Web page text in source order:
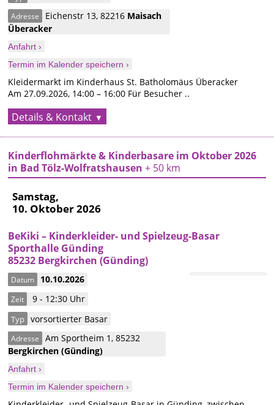
Adresse Eichenstr 13,82216 Maisach
Überacker
Anfahrt ›
Termin im Kalender speichern ›
Kleidermarkt im Kinderhaus St. Batholomäus Überacker
Am 27.09.2026, 14:00 – 16:00 Für Besucher ..
Details & Kontakt
Kinderflohmärkte & Kinderbasare im Oktober 2026
in Bad Tölz-Wolfratshausen+ 50 km
Samstag,
10. Oktober 2026
BeKiki – Kinderkleider- und Spielzeug-Basar
Sporthalle Günding
85232 Bergkirchen (Günding)
Datum 10.10.2026
Zeit 9 - 12:30 Uhr
Typ vorsortierter Basar
Adresse Am Sportheim 1,85232
Bergkirchen(Günding)
Anfahrt ›
Termin im Kalender speichern ›